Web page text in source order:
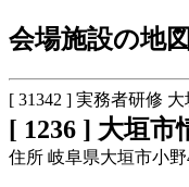
会場施設の地
[ 31342 ] 実務者研修
[ 1236 ] 大垣市
住所 岐阜県大垣市小